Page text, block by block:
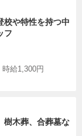
校や特性を持つ中
フ
時給1,300円
樹木葬、合葬墓な